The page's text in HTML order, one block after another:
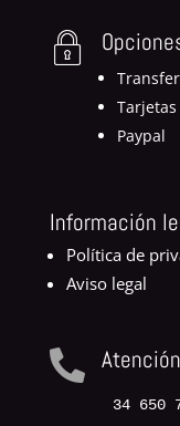
Paypal
Información
Política de
Aviso legal

34 650